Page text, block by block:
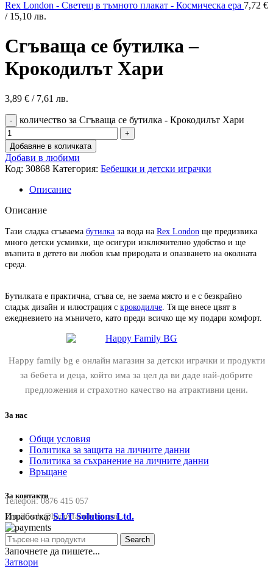
Rex London - Светещ в тъмното плакат - Космическа ера 7,72 €
/ 15,10 лв.
Сгъваща се бутилка –
Крокодилът Хари
3,89 € / 7,61 лв.
количество за Сгъваща се бутилка - Крокодилът Хари
Добавяне в количката
Добави в любими
Код: 30868 Категория: Бебешки и детски играчки
Описание
Описание
Тази сладка сгъваема бутилка за вода на Rex London ще предизвика
много детски усмивки, ще осигури изключително удобство и ще
възпита в детето ви любов към природата и опазването на околната
среда.
Бутилката е практична, сгъва се, не заема място и е с безкрайно
сладък дизайн и илюстрация с крокодилче . Тя ще внесе цвят в
ежедневието на мъничето, като преди всичко ще му подари комфорт.
Happy family bg е онлайн магазин за детски играчки и продукти
за бебета и деца, който има за цел да ви даде най-добрите
предложения и страхотно качество на атрактивни цени.
За нас
Общи условия
Политика за защита на личните данни
Политика за съхранение на личните данни
Връщане
За контакти
Телефон:0876 415 057
Email:sale@happyfamilybg.com
Изработка:S.I.T Solutions Ltd.
Search
Започнете да пишете...
Затвори